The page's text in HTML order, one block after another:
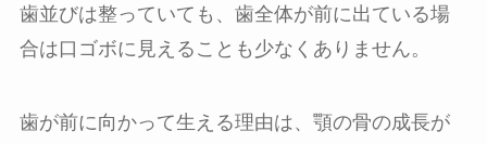
歯並びは整っていても、歯全体が前に出ている場
合は口ゴボに見えることも少なくありません。
歯が前に向かって生える理由は、顎の骨の成長が